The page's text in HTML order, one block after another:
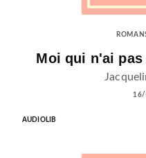
Moi qui n'ai
AUDIOLIB